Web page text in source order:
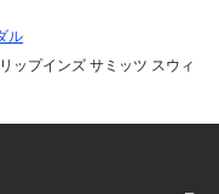
ル
ップインズ サミッツ スウィ